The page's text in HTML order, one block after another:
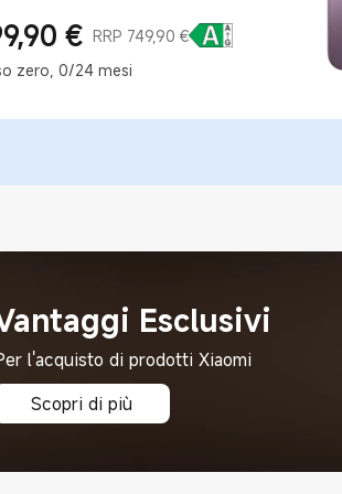
€
Price €699.9RRP 749,90 €
promozionale 749,90 €
zero, 0/24 mesi
Esclusivi
l'acquisto di prodotti Xiaomi
Scopri di più